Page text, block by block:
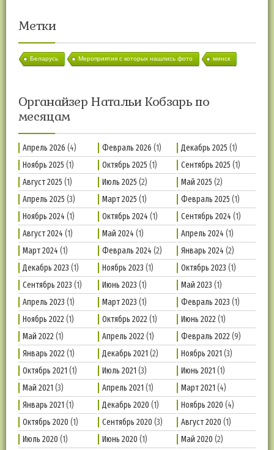
Метки
Беларусь Мероприятия с которых нашлись фото минск
Органайзер Натальи Кобзарь по
месяцам
Апрель 2026 (4) Февраль 2026 (1) Декабрь 2025 (1)
Ноябрь 2025 (1) Октябрь 2025 (1) Сентябрь 2025 (1)
Август 2025 (1) Июль 2025 (2) Май 2025 (2)
Апрель 2025 (3) Март 2025 (1) Февраль 2025 (1)
Ноябрь 2024 (1) Октябрь 2024 (1) Сентябрь 2024 (1)
Август 2024 (1) Май 2024 (1) Апрель 2024 (1)
Март 2024 (1) Февраль 2024 (2) Январь 2024 (2)
Декабрь 2023 (1) Ноябрь 2023 (1) Октябрь 2023 (1)
Сентябрь 2023 (1) Июнь 2023 (1) Май 2023 (1)
Апрель 2023 (1) Март 2023 (1) Февраль 2023 (1)
Ноябрь 2022(1) Октябрь 2022(1) Июнь 2022(1)
Май 2022(1) Апрель 2022(1) Февраль 2022(9)
Январь 2022(1) Декабрь 2021 (2) Ноябрь 2021 (3)
Октябрь 2021 (1) Июль 2021 (3) Июнь 2021 (1)
Май 2021 (3) Апрель 2021 (1) Март 2021 (4)
Январь 2021 (1) Декабрь 2020 (1) Ноябрь 2020 (4)
Октябрь 2020 (1) Сентябрь 2020 (3) Август 2020 (1)
Июль 2020 (1) Июнь 2020 (1) Май 2020 (2)